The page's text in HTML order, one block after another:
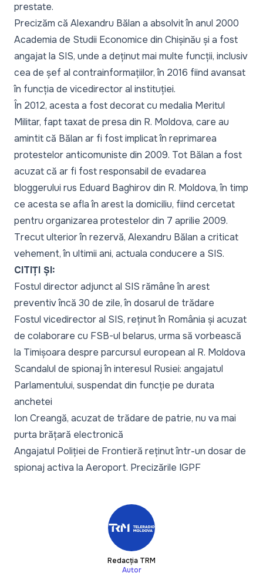
prestate.
Precizăm că Alexandru Bălan a absolvit în anul 2000
Academia de Studii Economice din Chișinău și a fost
angajat la SIS, unde a deținut mai multe funcții, inclusiv
cea de șef al contrainformațiilor, în 2016 fiind avansat
în funcția de vicedirector al instituției.
În 2012, acesta a fost decorat cu medalia Meritul
Militar, fapt taxat de presa din R. Moldova, care au
amintit că Bălan ar fi fost implicat în reprimarea
protestelor anticomuniste din 2009. Tot Bălan a fost
acuzat că ar fi fost responsabil de evadarea
bloggerului rus Eduard Baghirov din R. Moldova, în timp
ce acesta se afla în arest la domiciliu, fiind cercetat
pentru organizarea protestelor din 7 aprilie 2009.
Trecut ulterior în rezervă, Alexandru Bălan a criticat
vehement, în ultimii ani, actuala conducere a SIS.
CITIȚI ȘI:
Fostul director adjunct al SIS rămâne în arest
preventiv încă 30 de zile, în dosarul de trădare
Fostul vicedirector al SIS, reținut în România și acuzat
de colaborare cu FSB-ul belarus, urma să vorbească
la Timișoara despre parcursul european al R. Moldova
Scandalul de spionaj în interesul Rusiei: angajatul
Parlamentului, suspendat din funcție pe durata
anchetei
Ion Creangă, acuzat de trădare de patrie, nu va mai
purta brățară electronică
Angajatul Poliției de Frontieră reținut într-un dosar de
spionaj activa la Aeroport. Precizările IGPF
Redacția TRM
Autor